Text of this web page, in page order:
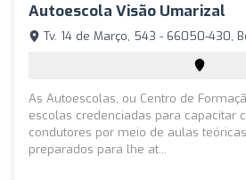
Autoescola Visão Umarizal
Tv. 14 de Março, 543 - 66050-430,
As Autoescolas, ou Centro de
escolas credenciadas para capacitar
condutores por meio de aulas
preparados para lhe at...